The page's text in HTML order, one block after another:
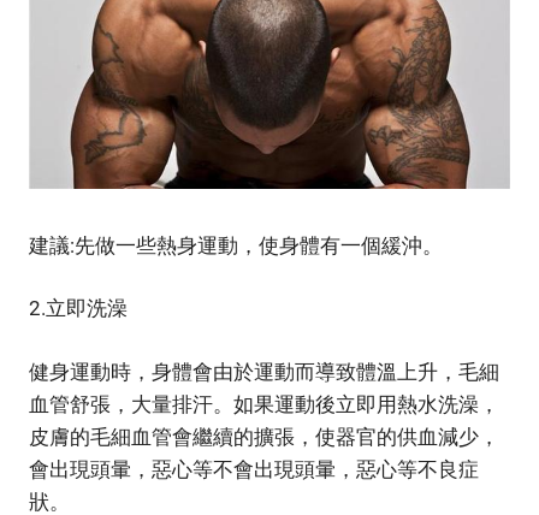
建議:先做一些熱身運動，使身體有一個緩沖。
2.立即洗澡
健身運動時，身體會由於運動而導致體溫上升，毛細
血管舒張，大量排汗。如果運動後立即用熱水洗澡，
皮膚的毛細血管會繼續的擴張，使器官的供血減少，
會出現頭暈，惡心等不會出現頭暈，惡心等不良症
狀。